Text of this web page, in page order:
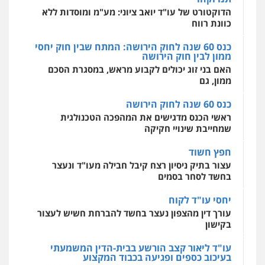
אסירים שירותים מקצועיים
לעורכי דין
ממון לבין חוק הירושה
האם בני זוג יכולים לקבוע מראש, במסגרת הסכם
כנס 60 שנה לחוק הירושה
ראשי הכנס מדגישים את המהפכה הטכנולגית
שמחייבת שינויי חקיקה
חפץ חשוד
עצור בתיק ניסיון רצח קיבל חבילה מעו"ד ונעצר
בחשד לסחר בסמים
יחסי עו"ד לקוח
עורך דין מהצפון נעצר בחשד להברחת חשיש לעצור
בקישון
עו"ד ליאור קצב הורשע בבית-הדין המשמעתי
בעיכוב כספים ופגיעה בכבוד המקצוע
חודש בלבד לאחר שהופיע בכנס לשכת עורכי הדין,
10 מיליון